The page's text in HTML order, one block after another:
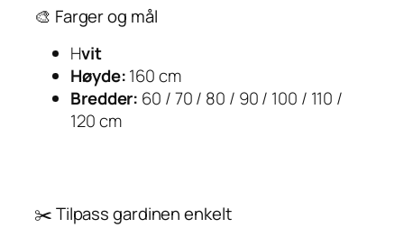
🎨 Farger og mål
Hvit
Høyde:160 cm
Bredder: 60 / 70 / 80 / 90 / 100 / 110 /
120 cm
✂️ Tilpass gardinen enkelt